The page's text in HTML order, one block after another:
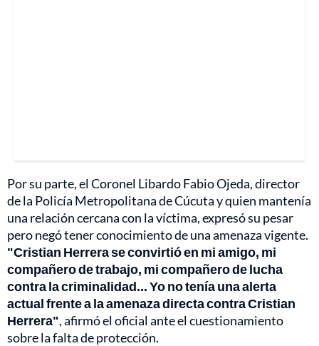
Por su parte, el Coronel Libardo Fabio Ojeda, director
de la Policía Metropolitana de Cúcuta y quien mantenía
una relación cercana con la víctima, expresó su pesar
pero negó tener conocimiento de una amenaza vigente.
"Cristian Herrera se convirtió en mi amigo, mi
compañero de trabajo, mi compañero de lucha
contra la criminalidad... Yo no tenía una alerta
actual frente a la amenaza directa contra Cristian
Herrera", afirmó el oficial ante el cuestionamiento
sobre la falta de protección.